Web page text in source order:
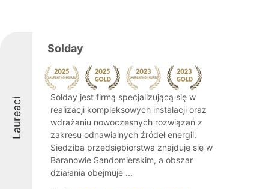
Laureaci
Solday
Solday jest firmą specjalizującą się w
realizacji kompleksowych instalacji oraz
wdrażaniu nowoczesnych rozwiązań z
zakresu odnawialnych źródeł energii.
Siedziba przedsiębiorstwa znajduje się w
Baranowie Sandomierskim, a obszar
działania obejmuje ...